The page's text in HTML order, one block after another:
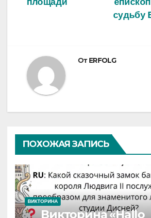
записям
судьбу
От ERFOLG
ПОХОЖАЯ ЗАПИСЬ
ВИКТОРИНА
Викторина «Hallo